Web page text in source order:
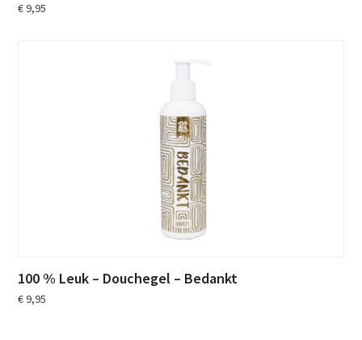
€9,95
100 % Leuk – Douchegel – Bedankt
€9,95